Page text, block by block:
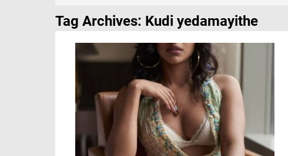
Tag Archives: Kudi yedamayithe